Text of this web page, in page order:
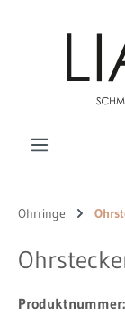
Ohrringe
Produktnummer: